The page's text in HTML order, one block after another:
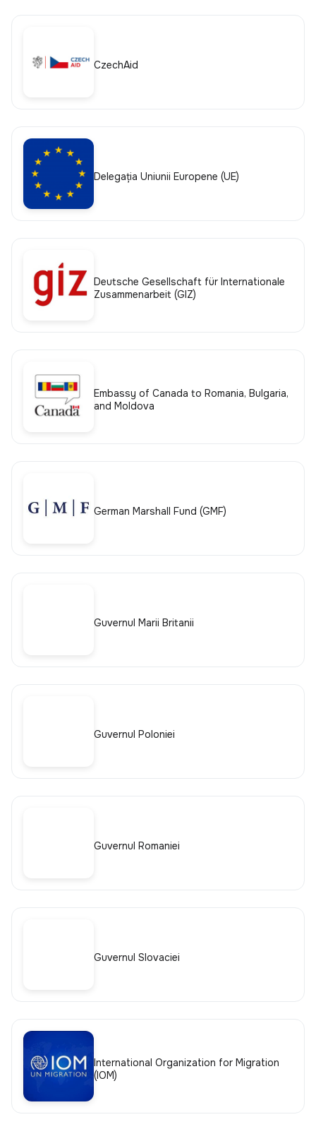
CzechAid
Delegația Uniunii Europene (UE)
Deutsche Gesellschaft für Internationale
Zusammenarbeit (GIZ)
Embassy of Canada to Romania, Bulgaria,
and Moldova
German Marshall Fund (GMF)
Guvernul Marii Britanii
Guvernul Poloniei
Guvernul Romaniei
Guvernul Slovaciei
International Organization for Migration
(IOM)